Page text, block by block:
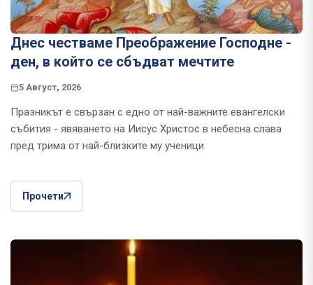
Днес честваме Преображение Господне -
ден, в който се сбъдват мечтите
5 Август, 2026
Празникът е свързан с едно от най-важните евангелски
събития - явяването на Иисус Христос в небесна слава
пред трима от най-близките му ученици
Прочети